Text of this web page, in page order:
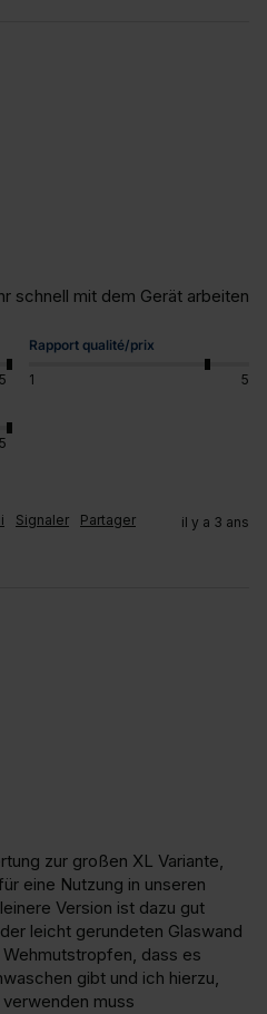
schnell mit dem Gerät arbeiten
5
Rapport qualité/prix
1
5
5
Signaler Partager il y a 3 ans
zur großen XL Variante,
eine Nutzung in unseren
Version ist dazu gut
leicht gerundeten Glaswand
dass es
gibt und ich hierzu,
muss